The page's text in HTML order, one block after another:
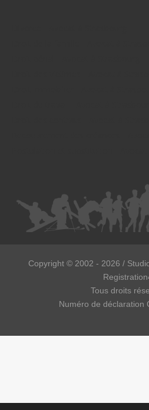
Copyright © 2002 - 2026 /
Tous droits
Numéro de déclaration